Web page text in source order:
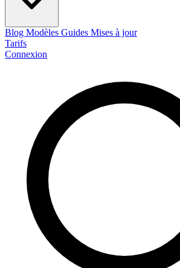
Blog Modèles Guides Mises à jour
Tarifs
Connexion